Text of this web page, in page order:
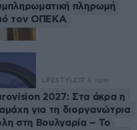
πληρωμή
τον ΟΠΕΚΑ
LIFESTYLE 17 λ. πριν
2027: Στα άκρα η
για τη διοργανώτρια
στη Βουλγαρία – Το